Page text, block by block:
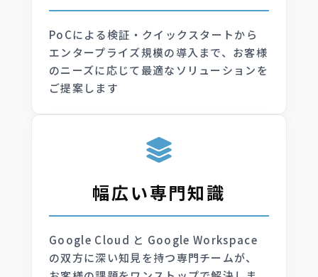
PoCによる検証・クイックスタートから
エンタープライズ規模の導入まで、お客様
のニーズに応じて最適なソリューションを
ご提案します
幅広い専門知識
Google Cloud と Google Workspace
の双方に深い知見を持つ専門チームが、